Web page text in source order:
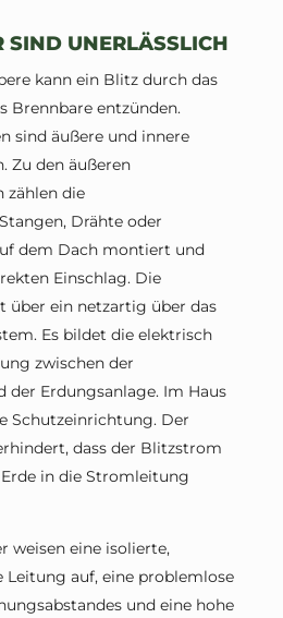
SIND UNERLÄSSLICH
kann ein Blitz durch das
Brennbare entzünden.
sind äußere und innere
Zu den äußeren
zählen die
Drähte oder
dem Dach montiert und
Einschlag. Die
ein netzartig über das
Es bildet die elektrisch
zwischen der
der Erdungsanlage. Im Haus
Schutzeinrichtung. Der
dass der Blitzstrom
in die Stromleitung
weisen eine isolierte,
Leitung auf, eine problemlose
und eine hohe